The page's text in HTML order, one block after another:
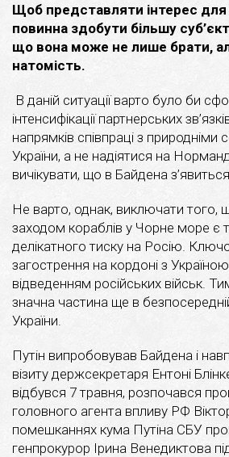
Щоб представляти інтерес
повинна здобути більшу
що вона може не лише брати,
натомість.
В даній ситуації варто було би
інтенсифікації партнерських
напрямків співпраці з
України, а не надіятися на
вичікувати, що в Байдена
Не варто, однак, виключати того,
заходом кораблів у Чорне море є
делікатного тиску на Росію.
загострення на кордоні з
відведенням російських військ.
значна частина ще в
України.
Путін випробовував Байдена і
візиту держсекретаря Ентоні
відбувся 7 травня, розпочався
головного агента впливу РФ
помешканнях кума Путіна СБУ
генпрокурор Ірина Венедиктова